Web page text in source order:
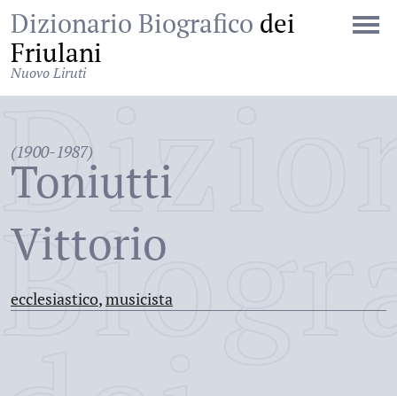
Dizionario Biografico dei
Friulani
Nuovo Liruti
(1900-1987)
Toniutti
Vittorio
ecclesiastico,musicista